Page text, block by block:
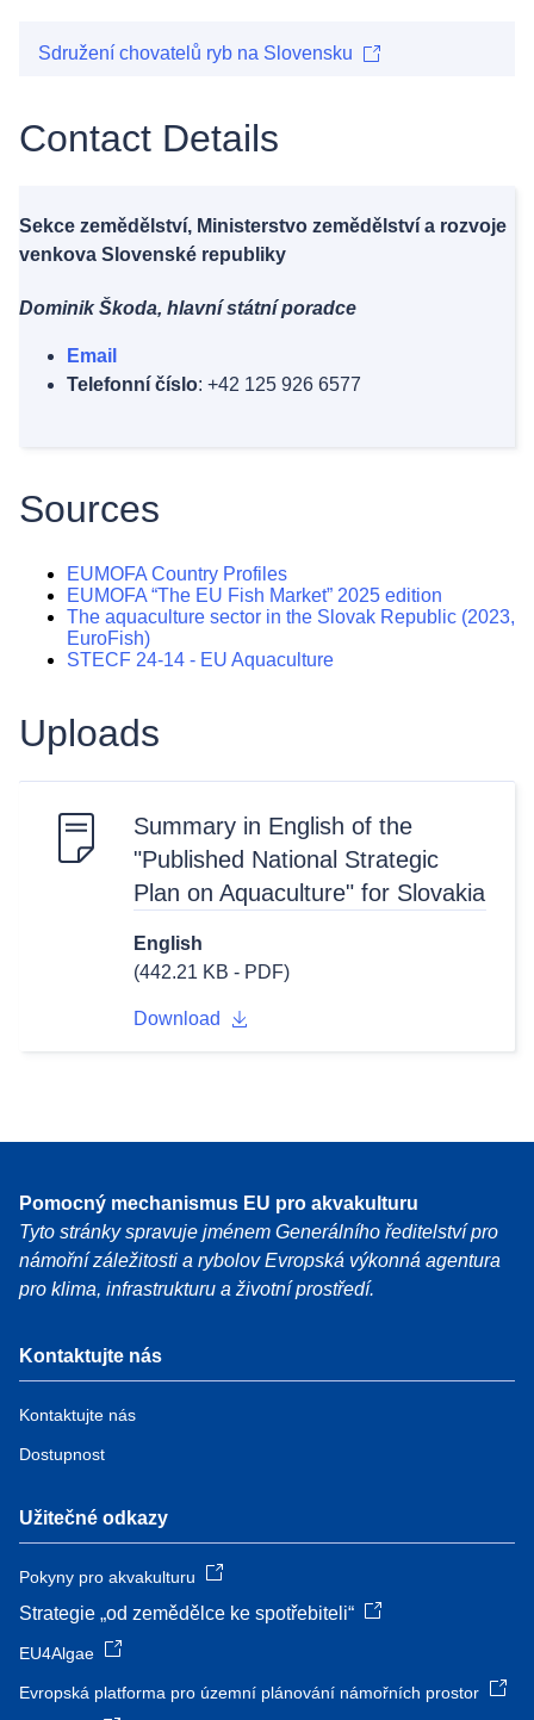
Sdružení chovatelů ryb na Slovensku
Contact Details
Sekce zemědělství, Ministerstvo zemědělství a rozvoje
venkova Slovenské republiky
Dominik Škoda, hlavní státní poradce
Email
Telefonní číslo: +42 125 926 6577
Sources
EUMOFA Country Profiles
EUMOFA “The EU Fish Market” 2025 edition
The aquaculture sector in the Slovak Republic (2023,
EuroFish)
STECF 24-14 - EU Aquaculture
Uploads
Summary in English of the
"Published National Strategic
Plan on Aquaculture" for Slovakia
English
(442.21 KB - PDF)
Download
Pomocný mechanismus EU pro akvakulturu
Tyto stránky spravuje jménem Generálního ředitelství pro
námořní záležitosti a rybolov Evropská výkonná agentura
pro klima, infrastrukturu a životní prostředí.
Kontaktujte nás
Kontaktujte nás
Dostupnost
Užitečné odkazy
Pokyny pro akvakulturu
Strategie „od zemědělce ke spotřebiteli“
EU4Algae
Evropská platforma pro územní plánování námořních prostor